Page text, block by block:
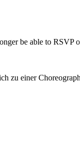
be able to RSVP
zu einer